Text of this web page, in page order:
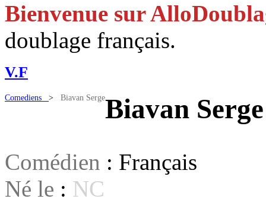
Bienvenue sur
doublage français.
V.F
Comediens > Biavan SergeBiavan Serge
Comédien : Français
Né le : NC